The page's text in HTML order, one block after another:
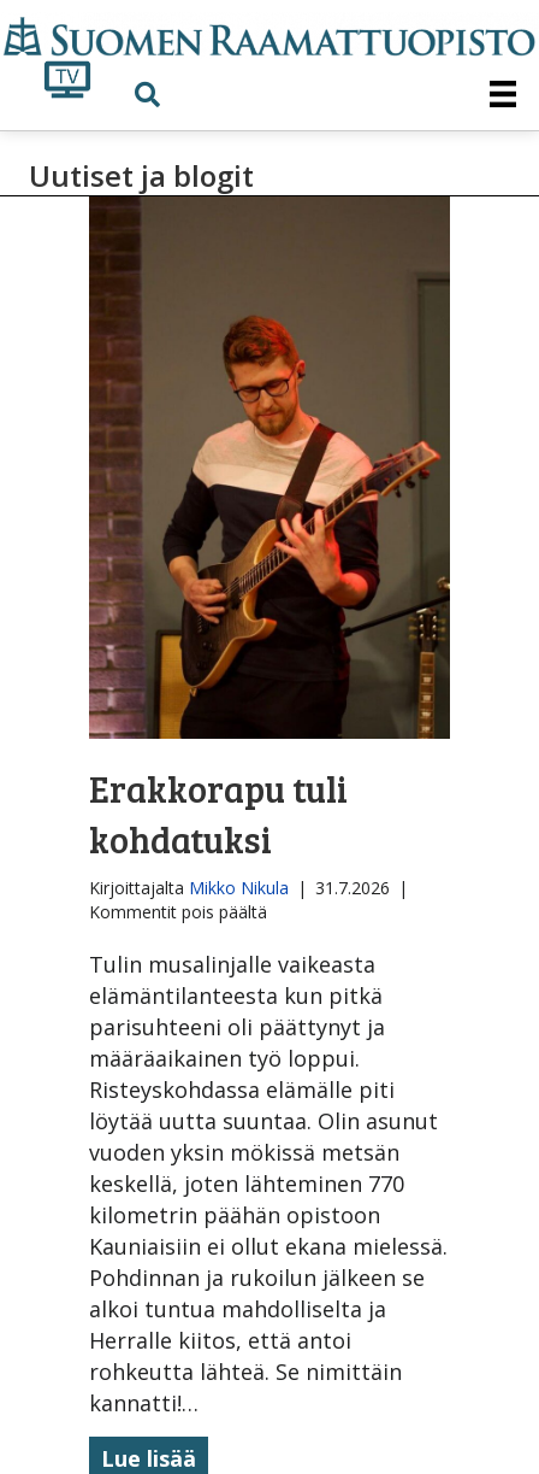
Uutiset ja blogit
Erakkorapu tuli
kohdatuksi
Kirjoittajalta Mikko Nikula | 31.7.2026 |
Kommentit pois päältä
tuli
kohdatuksi
Tulin musalinjalle vaikeasta
elämäntilanteesta kun pitkä
parisuhteeni oli päättynyt ja
määräaikainen työ loppui.
Risteyskohdassa elämälle piti
löytää uutta suuntaa. Olin asunut
vuoden yksin mökissä metsän
keskellä, joten lähteminen 770
kilometrin päähän opistoon
Kauniaisiin ei ollut ekana mielessä.
Pohdinnan ja rukoilun jälkeen se
alkoi tuntua mahdolliselta ja
Herralle kiitos, että antoi
rohkeutta lähteä. Se nimittäin
kannatti!…
Lue lisää